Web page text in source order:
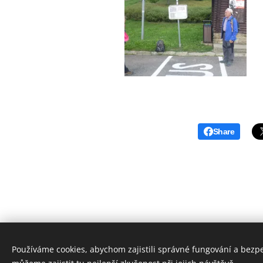
Share
Používáme cookies, abychom zajistili správné fungování a